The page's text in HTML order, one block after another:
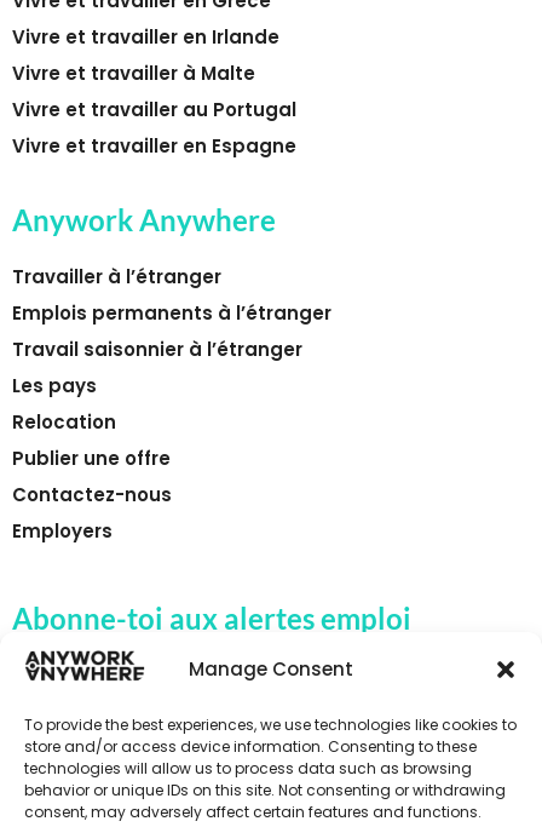
Manage Consent
To provide the best experiences, we use technologies like cookies to
store and/or access device information. Consenting to these
technologies will allow us to process data such as browsing
behavior or unique IDs on this site. Not consenting or withdrawing
consent, may adversely affect certain features and functions.
Vivre et travailler en Irlande
Vivre et travailler à Malte
Vivre et travailler au Portugal
Vivre et travailler en Espagne
Anywork Anywhere
Travailler à l’étranger
Emplois permanents à l’étranger
Travail saisonnier à l’étranger
Les pays
Relocation
Publier une offre
Contactez-nous
Employers
Abonne-toi aux alertes emploi
d'Anywork Anywhere
🌞 REÇOIS DES ALERTES EMPLOI